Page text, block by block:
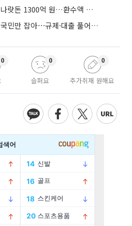
권익위 "부정하게 타낸 나랏돈 1300억 원…환수액 역대 최대"
장동혁 “집값 올려놓고 국민만 잡아⋯규제·대출 풀어야”
0
슬퍼요
0
추가취재 원해요
0